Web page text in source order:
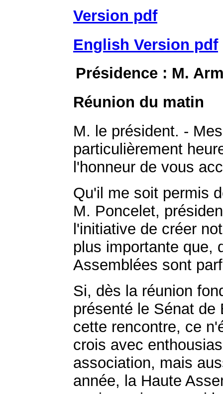
Version pdf
English Version pdf
Présidence : M.
Réunion du matin
M. le président. -
particulièrement
l'honneur de vous
Qu'il me soit permis
M. Poncelet,
l'initiative de créer
plus importante que,
Assemblées sont
Si, dès la réunion
présenté le Sénat de
cette rencontre, ce
crois avec
association, mais
année, la Haute